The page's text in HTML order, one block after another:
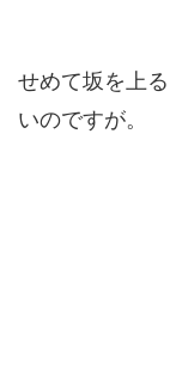
せめて坂を上
いのですが。